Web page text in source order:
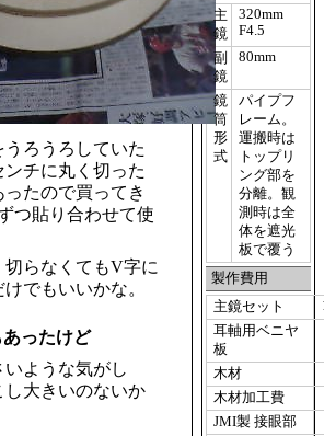
ろうろしていた
ンチに丸く切った
たので買ってき
つ貼り合わせて使
らなくてもV字に
でもいいかな。
ったけど
ような気がし
し大きいのないか
主
鏡
320mm
F4.5
副
鏡
80mm
鏡
筒
形
式
パイプフ
レーム。
運搬時は
トップリ
ング部を
分離。観
測時は全
体を遮光
板で覆う
製作費用
主鏡セット
耳軸用ベニヤ
板
木材
木材加工費
JMI製 接眼部